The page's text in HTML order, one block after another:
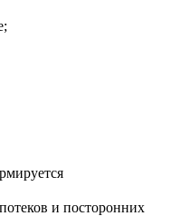
и посторонних